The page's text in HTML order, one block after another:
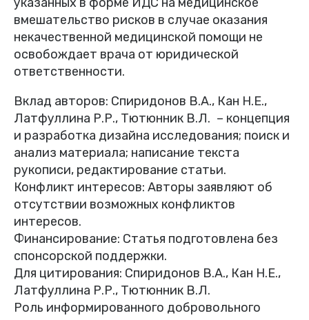
вмешательство рисков в случае оказания
некачественной медицинской помощи не
освобождает врача от юридической
ответственности.
Вклад авторов: Спиридонов В.А., Кан Н.Е.,
Латфуллина Р.Р., Тютюнник В.Л. – концепция
и разработка дизайна исследования; поиск и
анализ материала; написание текста
рукописи, редактирование статьи.
Конфликт интересов: Авторы заявляют об
отсутствии возможных конфликтов
интересов.
Финансирование: Статья подготовлена без
спонсорской поддержки.
Для цитирования: Спиридонов В.А., Кан Н.Е.,
Латфуллина Р.Р., Тютюнник В.Л.
Роль информированного добровольного